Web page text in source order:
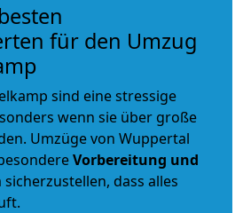
für den Umzug
sind eine stressige
wenn sie über große
Umzüge von Wuppertal
Vorbereitung und
sicherzustellen, dass alles